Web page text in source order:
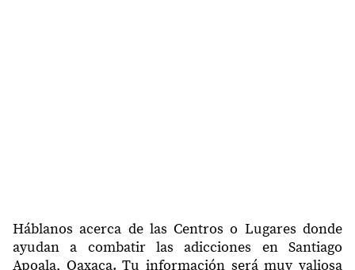
Háblanos acerca de las Centros o Lugares donde
ayudan a combatir las adicciones en Santiago
Apoala, Oaxaca. Tu información será muy valiosa